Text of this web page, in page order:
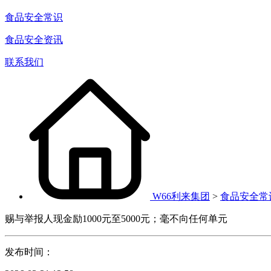
食品安全常识
食品安全资讯
联系我们
W66利来集团 > 食品安全常
赐与举报人现金励1000元至5000元；毫不向任何单元
发布时间：